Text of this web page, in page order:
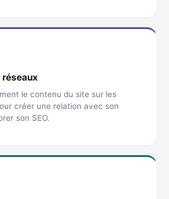
réseaux
le contenu du site sur les
créer une relation avec son
son SEO.